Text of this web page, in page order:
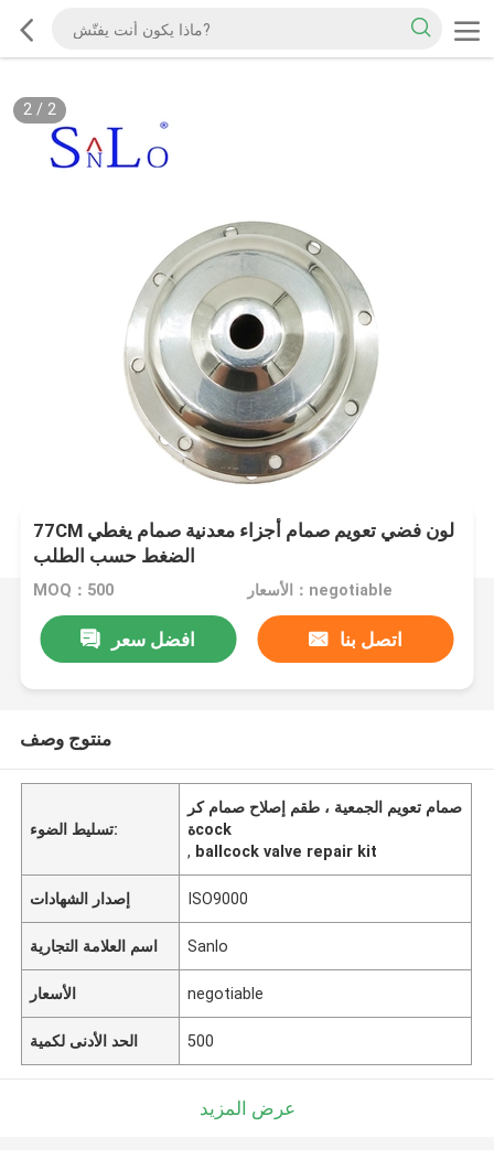
2/ 2
77CM لون فضي تعويم صمام أجزاء معدنية صمام يغطي
الضغط حسب الطلب
MOQ：500 الأسعار：negotiable
افضل سعر اتصل بنا
منتوج وصف
تسليط الضوء:
صمام تعويم الجمعية ، طقم إصلاح صمام كر
ةcock
, ballcock valve repair kit
إصدار الشهادات ISO9000
اسم العلامة التجارية Sanlo
الأسعار negotiable
الحد الأدنى لكمية 500
عرض المزيد